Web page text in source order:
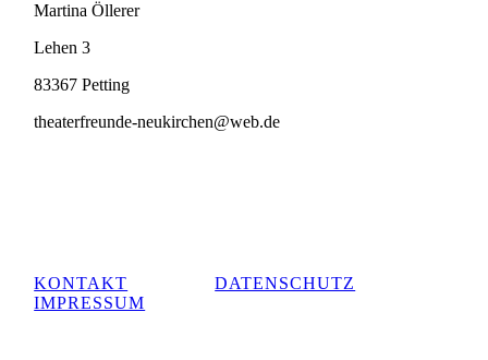
Martina Öllerer
Lehen 3
83367 Petting
theaterfreunde-neukirchen@web.de
KONTAKT
DATENSCHUTZ
IMPRESSUM